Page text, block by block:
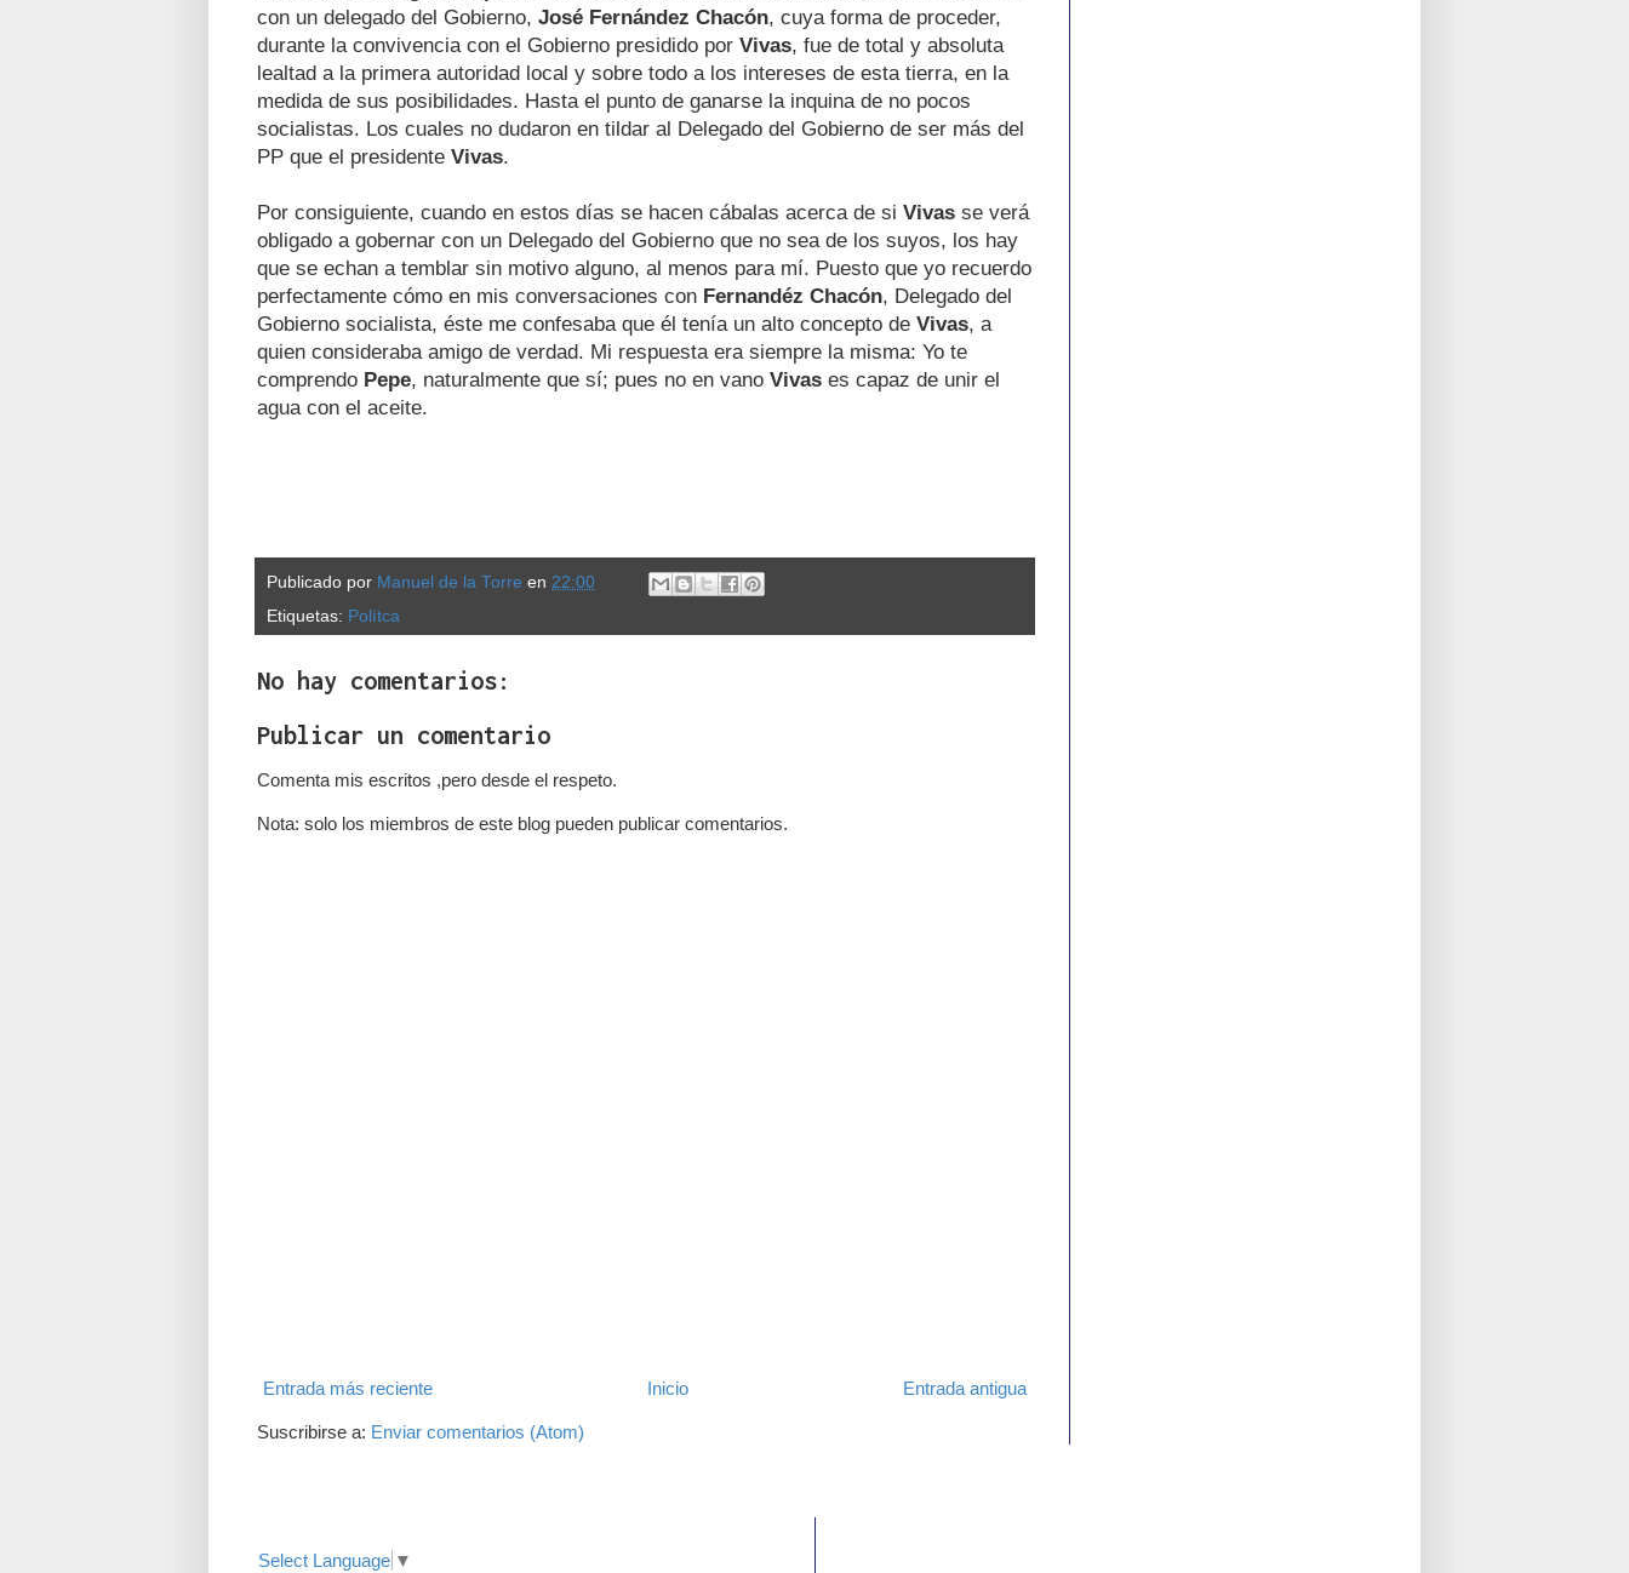
con un delegado del Gobierno, José Fernández Chacón, cuya forma de proceder,
durante la convivencia con el Gobierno presidido por Vivas, fue de total y absoluta
lealtad a la primera autoridad local y sobre todo a los intereses de esta tierra, en la
medida de sus posibilidades. Hasta el punto de ganarse la inquina de no pocos
socialistas. Los cuales no dudaron en tildar al Delegado del Gobierno de ser más del
PP que el presidente Vivas.
Por consiguiente, cuando en estos días se hacen cábalas acerca de si Vivas se verá
obligado a gobernar con un Delegado del Gobierno que no sea de los suyos, los hay
que se echan a temblar sin motivo alguno, al menos para mí. Puesto que yo recuerdo
perfectamente cómo en mis conversaciones con Fernandéz Chacón, Delegado del
Gobierno socialista, éste me confesaba que él tenía un alto concepto de Vivas, a
quien consideraba amigo de verdad. Mi respuesta era siempre la misma: Yo te
comprendo Pepe, naturalmente que sí; pues no en vano Vivas es capaz de unir el
agua con el aceite.
Publicado por Manuel de la Torre en 22:00
Etiquetas: Polítca
No hay comentarios:
Publicar un comentario
Comenta mis escritos ,pero desde el respeto.
Nota: solo los miembros de este blog pueden publicar comentarios.
Entrada más reciente Entrada antigua
Inicio
Suscribirse a: Enviar comentarios (Atom)
Select Language ▼